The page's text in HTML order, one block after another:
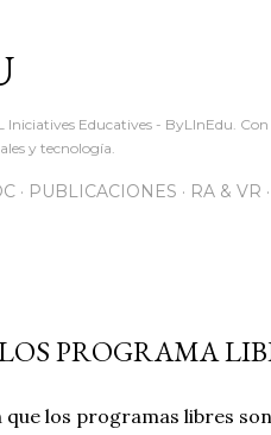
Educatives - ByLInEdu.
y tecnología.
PUBLICACIONES RA & VR
PROGRAMA
que los programas libres